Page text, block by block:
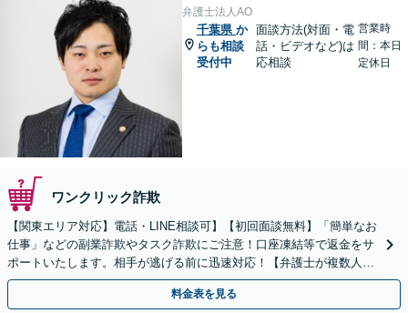
弁護士法人AO
千葉県 か
らも相談
受付中
面談方法(対面・電
話・ビデオなど)は
応相談
営業時
間：本日
定休日
ワンクリック詐欺
【関東エリア対応】電話・LINE相談可】【初回面談無料】「簡単なお
仕事」などの副業詐欺やタスク詐欺にご注意！口座凍結等で返金をサ
ポートいたします。相手が逃げる前に迅速対応！【弁護士が複数人在
籍】事務所内で連携し問題解決へ【休日・夜間面談可】
料金表を見る